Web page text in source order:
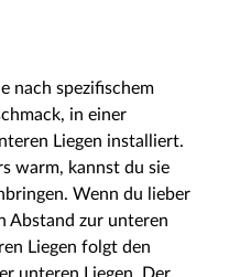
nach spezifischem
in einer
Liegen installiert.
warm, kannst du sie
Wenn du lieber
Abstand zur unteren
Liegen folgt den
unteren Liegen. Der